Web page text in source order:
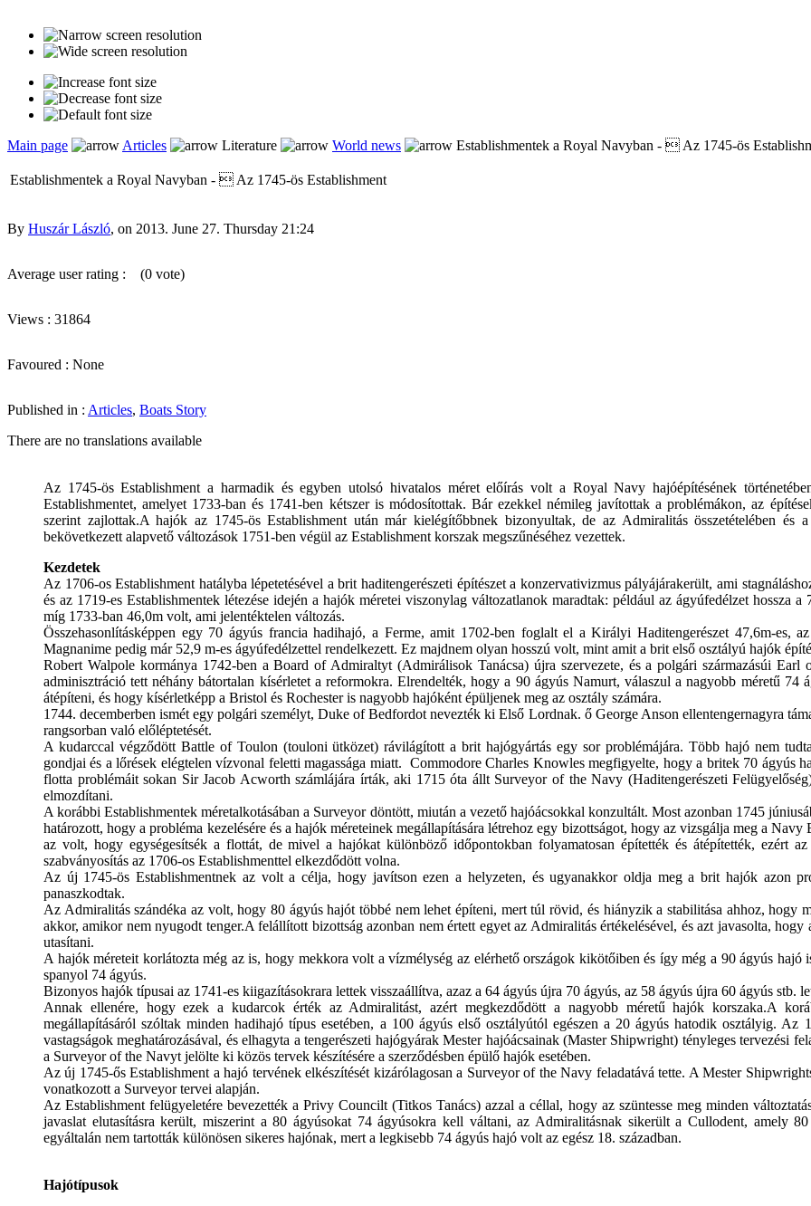
Main page Articles Literature World news Establishmentek a Royal Navyban -  Az 1745-ös
Establishmentek a Royal Navyban -  Az 1745-ös Establishment
By Huszár László, on 2013. June 27. Thursday 21:24
Average user rating : (0 vote)
Views : 31864
Favoured : None
Published in : Articles, Boats Story
There are no translations available
Az 1745-ös Establishment a harmadik és egyben utolsó hivatalos méretelőírás volt a Royal Navy hajóépítésének
Establishmentet, amelyet 1733-ban és 1741-ben kétszer ismódosítottak. Bárezekkelnémileg javítottak a problémákon, az
szerint zajlottak.A hajók az 1745-ös Establishment után már kielégítőbbnek bizonyultak, de az Admiralitás összetételében és
bekövetkezett alapvető változások 1751-ben végül az Establishment korszak megszűnéséhez vezettek.
Kezdetek
Az 1706-os Establishment hatályba lépetetésével a brit haditengerészeti építészet a konzervativizmus pályájárakerült, ami
és az 1719-es Establishmentek létezése idején a hajók méretei viszonylag változatlanok maradtak: például az ágyúfedélzet hossza
míg 1733-ban 46,0m volt, ami jelentéktelen változás.
Összehasonlításképpen egy 70 ágyús francia hadihajó, a Ferme, amit 1702-ben foglalt el a Királyi Haditengerészet 47,6m-es,
Magnanime pedig már 52,9 m-es ágyúfedélzettel rendelkezett. Ez majdnem olyan hosszú volt, mint amit a brit első osztályú hajók
Robert Walpole kormánya 1742-ben a Board of Admiraltyt (Admirálisok Tanácsa) újra szervezete, és a polgári származásúi
adminisztráció tett néhány bátortalan kísérletet a reformokra. Elrendelték, hogy a 90 ágyús Namurt, válaszul a nagyobb méretű 74
átépíteni, és hogy kísérletképp a Bristol és Rochester is nagyobb hajóként épüljenek meg az osztály számára.
1744. decemberben ismét egy polgári személyt, Duke of Bedfordot nevezték ki Első Lordnak. ő George Anson ellentengernagyra
rangsorban való előléptetését.
A kudarccal végződött Battle of Toulon (touloni ütközet) rávilágított a brit hajógyártás egy sor problémájára. Több hajó nem
gondjai és a lőrések elégtelen vízvonal feletti magassága miatt. Commodore Charles Knowles megfigyelte, hogy a britek 70 ágyús
flotta problémáit sokan Sir Jacob Acworth számlájára írták, aki 1715 óta állt Surveyor of the Navy (Haditengerészeti
elmozdítani.
A korábbi Establishmentek méretalkotásában a Surveyor döntött, miután a vezető hajóácsokkal konzultált. Most azonban 1745
határozott, hogy a probléma kezelésére és a hajók méreteinek megállapítására létrehoz egy bizottságot, hogy az vizsgálja meg a Navy
az volt, hogy egységesítsék a flottát, de mivel a hajókat különböző időpontokban folyamatosan építették és átépítették, ezért
szabványosítás az 1706-os Establishmenttel elkezdődött volna.
Az új 1745-ös Establishmentnek az volt a célja, hogy javítson ezen a helyzeten, és ugyanakkor oldja meg a brit hajók azon
panaszkodtak.
Az Admiralitás szándéka az volt, hogy 80 ágyús hajót többé nem lehet építeni, mert túl rövid, és hiányzik a stabilitása ahhoz, hogy
akkor, amikor nem nyugodt tenger.A felállított bizottság azonban nem értett egyet az Admiralitás értékelésével, és azt javasolta,
utasítani.
A hajók méreteit korlátozta még az is, hogy mekkora volt a vízmélység az elérhető országok kikötőiben és így még a 90 ágyús hajó
spanyol 74 ágyús.
Bizonyos hajók típusai az 1741-es kiigazításokrara lettek visszaállítva, azaz a 64 ágyús újra 70 ágyús, az 58 ágyús újra 60 ágyús stb.
Annak ellenére, hogy ezek a kudarcok érték az Admiralitást, azért megkezdődött a nagyobb méretű hajók korszaka.A
megállapításáról szóltak minden hadihajó típus esetében, a 100 ágyús első osztályútól egészen a 20 ágyús hatodik osztályig. Az
vastagságok meghatározásával, és elhagyta a tengerészeti hajógyárak Mester hajóácsainak (Master Shipwright) tényleges tervezési
a Surveyor of the Navyt jelölte ki közös tervek készítésére a szerződésben épülő hajók esetében.
Az új 1745-ős Establishment a hajó tervének elkészítését kizárólagosan a Surveyor of the Navy feladatává tette. A Mester
vonatkozott a Surveyor tervei alapján.
Az Establishment felügyeletére bevezették a Privy Councilt (Titkos Tanács) azzal a céllal, hogy az szüntesse meg minden
javaslat elutasításra került, miszerint a 80 ágyúsokat 74 ágyúsokra kell váltani, az Admiralitásnak sikerült a Cullodent, amely
egyáltalán nem tartották különösen sikeres hajónak, mert a legkisebb 74 ágyús hajó volt az egész 18. században.
Hajótípusok